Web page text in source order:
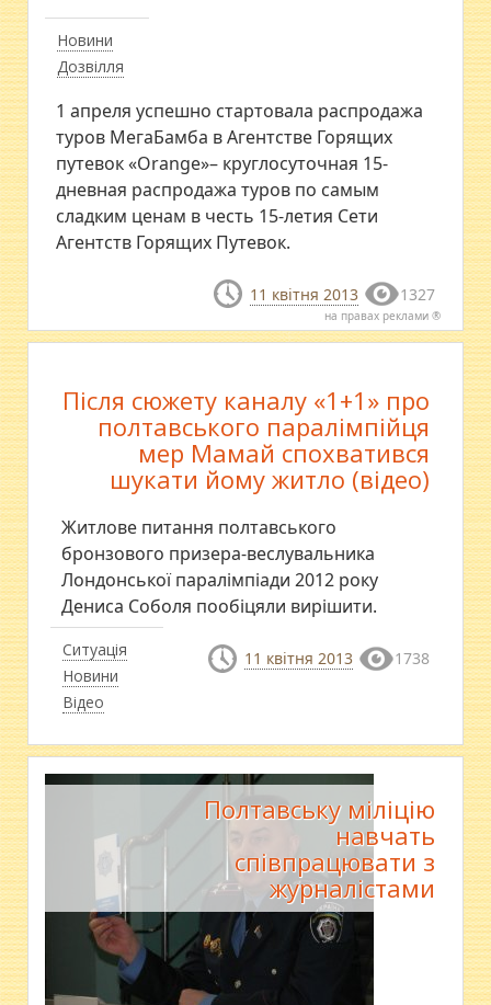
Новини
Дозвілля
1 апреля успешно стартовала распродажа
туров МегаБамба в Агентстве Горящих
путевок «Orange»– круглосуточная 15-
дневная распродажа туров по самым
сладким ценам в честь 15-летия Сети
Агентств Горящих Путевок.
11 квітня 2013 1327
на правах реклами ®
Ситуація
Новини
Відео
Після сюжету каналу «1+1» про
полтавського паралімпійця
мер Мамай спохватився
шукати йому житло (відео)
Житлове питання полтавського
бронзового призера-веслувальника
Лондонської паралімпіади 2012 року
Дениса Соболя пообіцяли вирішити.
11 квітня 2013 1738
Полтавську міліцію
навчать
співпрацювати з
журналістами